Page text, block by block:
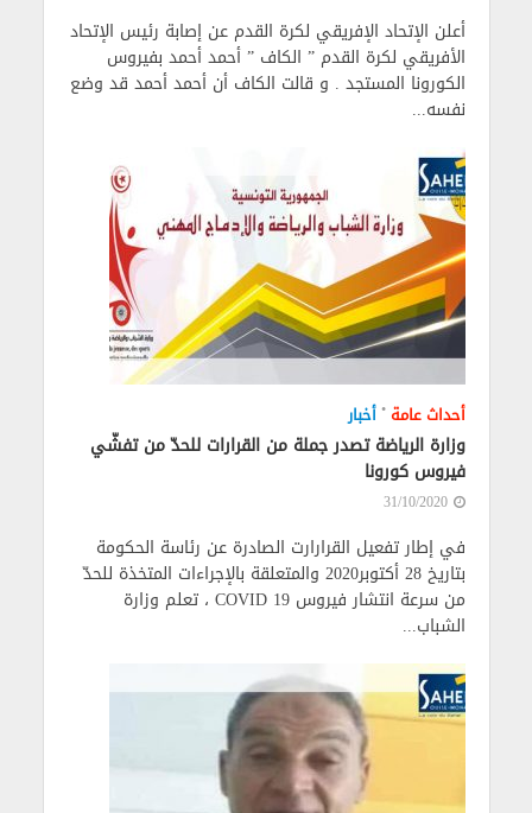
أعلن الإتحاد الإفريقي لكرة القدم عن إصابة رئيس الإتحاد
الأفريقي لكرة القدم ” الكاف ” أحمد أحمد بفيروس
الكورونا المستجد . و قالت الكاف أن أحمد أحمد قد وضع
نفسه...
أحداث عامة • أخبار
وزارة الرياضة تصدر جملة من القرارات للحدّ من تفشّي
فيروس كورونا
31/10/2020
في إطار تفعيل القرارارت الصادرة عن رئاسة الحكومة
بتاريخ 28 أكتوبر2020 والمتعلقة بالإجراءات المتخذة للحدّ
من سرعة انتشار فيروس COVID 19 ، تعلم وزارة
الشباب...